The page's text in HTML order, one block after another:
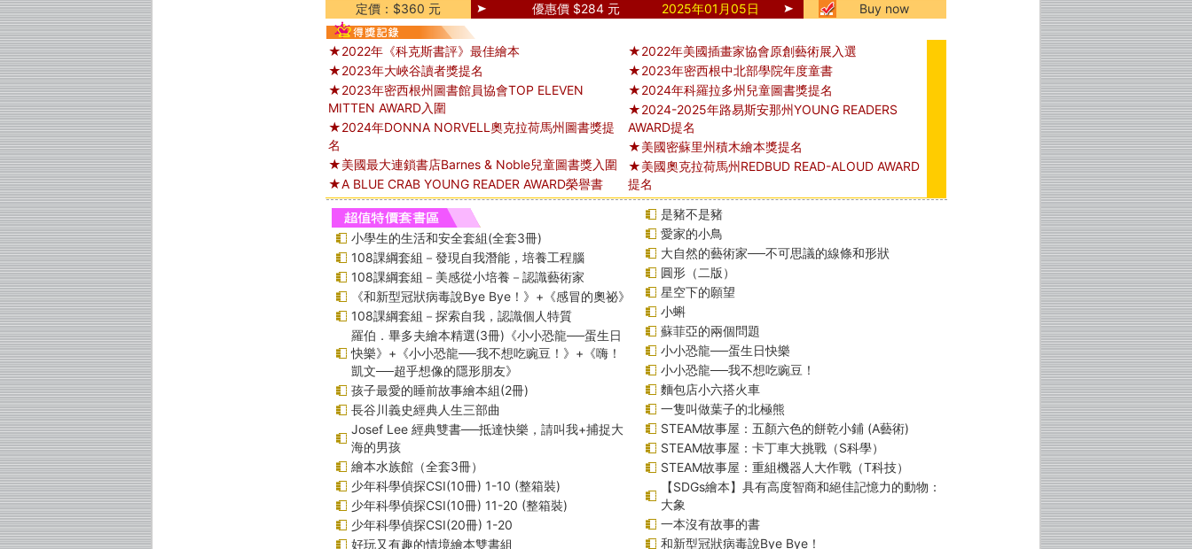
定價：$360 元 優惠價 $284 元 2025年01月05日 Buy now
★2022年《科克斯書評》最佳繪本
★2023年大峽谷讀者獎提名
★2023年密西根州圖書館員協會TOP ELEVEN
MITTEN AWARD入圍
★2024年DONNA NORVELL奧克拉荷馬州圖書獎提
名
★美國最大連鎖書店Barnes & Noble兒童圖書獎入圍
★A BLUE CRAB YOUNG READER AWARD榮譽書
★2022年美國插畫家協會原創藝術展入選
★2023年密西根中北部學院年度童書
★2024年科羅拉多州兒童圖書獎提名
★2024-2025年路易斯安那州YOUNG READERS
AWARD提名
★美國密蘇里州積木繪本獎提名
★美國奧克拉荷馬州REDBUD READ-ALOUD AWARD
提名
小學生的生活和安全套組(全套3冊)
108課綱套組－發現自我潛能，培養工程腦
108課綱套組－美感從小培養－認識藝術家
《和新型冠狀病毒說Bye Bye！》+《感冒的奧祕》
108課綱套組－探索自我，認識個人特質
羅伯．畢多夫繪本精選(3冊)《小小恐龍──蛋生日
快樂》+《小小恐龍──我不想吃豌豆！》+《嗨！
凱文──超乎想像的隱形朋友》
孩子最愛的睡前故事繪本組(2冊)
長谷川義史經典人生三部曲
Josef Lee 經典雙書──抵達快樂，請叫我+捕捉大
海的男孩
繪本水族館（全套3冊）
少年科學偵探CSI(10冊) 1-10 (整箱裝)
少年科學偵探CSI(10冊) 11-20 (整箱裝)
少年科學偵探CSI(20冊) 1-20
好玩又有趣的情境繪本雙書組
是豬不是豬
愛家的小鳥
大自然的藝術家──不可思議的線條和形狀
圓形（二版）
星空下的願望
小蝌
蘇菲亞的兩個問題
小小恐龍──蛋生日快樂
小小恐龍──我不想吃豌豆！
麵包店小六搭火車
一隻叫做葉子的北極熊
STEAM故事屋：五顏六色的餅乾小鋪 (A藝術)
STEAM故事屋：卡丁車大挑戰（S科學）
STEAM故事屋：重組機器人大作戰（T科技）
【SDGs繪本】具有高度智商和絕佳記憶力的動物：
大象
一本沒有故事的書
和新型冠狀病毒說Bye Bye！